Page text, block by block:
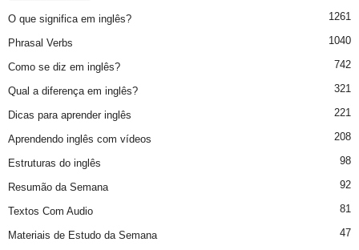
O que significa em inglês? 1261
Phrasal Verbs 1040
Como se diz em inglês? 742
Qual a diferença em inglês? 321
Dicas para aprender inglês 221
Aprendendo inglês com vídeos 208
Estruturas do inglês 98
Resumão da Semana 92
Textos Com Audio 81
Materiais de Estudo da Semana 47